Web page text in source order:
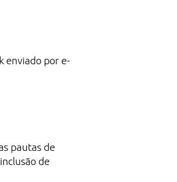
enviado por e-
pautas de
de